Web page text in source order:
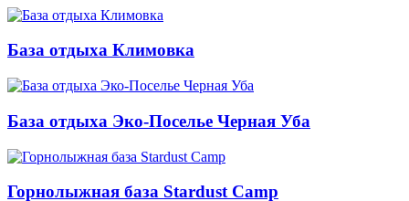
База отдыха Климовка
База отдыха Эко-Поселье Черная Уба
Горнолыжная база Stardust Camp